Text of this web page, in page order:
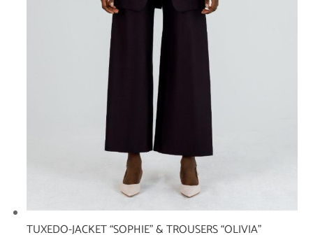
TUXEDO-JACKET “SOPHIE” & TROUSERS “OLIVIA”